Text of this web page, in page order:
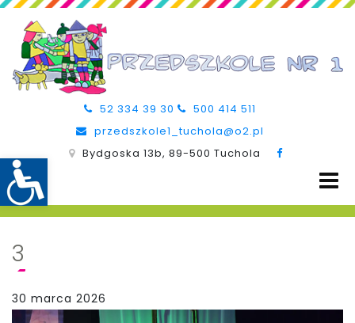
52 334 39 30
500 414 511
przedszkole1_tuchola@o2.pl
Bydgoska 13b, 89-500 Tuchola
3
30 marca 2026